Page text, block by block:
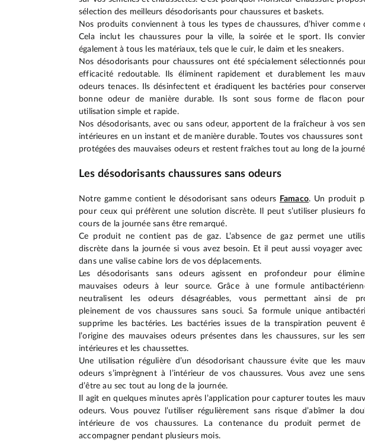
sélection des meilleurs désodorisants pour chaussures et baskets.
Nos produits conviennent à tous les types de chaussures, d’hiver comme
Cela inclut les chaussures pour la ville, la soirée et le sport. Ils
également à tous les matériaux, tels que le cuir, le daim et les sneakers.
Nos désodorisants pour chaussures ont été spécialement sélectionnés
efficacité redoutable. Ils éliminent rapidement et durablement les
odeurs tenaces. Ils désinfectent et éradiquent les bactéries pour
bonne odeur de manière durable. Ils sont sous forme de flacon
utilisation simple et rapide.
Nos désodorisants, avec ou sans odeur, apportent de la fraîcheur à vos
intérieures en un instant et de manière durable. Toutes vos chaussures sont
protégées des mauvaises odeurs et restent fraîches tout au long de la
Les désodorisants chaussures sans odeurs
Notre gamme contient le désodorisant sans odeurs Famaco. Un produit
pour ceux qui préfèrent une solution discrète. Il peut s’utiliser plusieurs
cours de la journée sans être remarqué.
Ce produit ne contient pas de gaz. L’absence de gaz permet une
discrète dans la journée si vous avez besoin. Et il peut aussi voyager avec
dans une valise cabine lors de vos déplacements.
Les désodorisants sans odeurs agissent en profondeur pour
mauvaises odeurs à leur source. Grâce à une formule
neutralisent les odeurs désagréables, vous permettant ainsi de
pleinement de vos chaussures sans souci. Sa formule unique
supprime les bactéries. Les bactéries issues de la transpiration peuvent
l’origine des mauvaises odeurs présentes dans les chaussures, sur les
intérieures et les chaussettes.
Une utilisation régulière d’un désodorisant chaussure évite que les
odeurs s’imprègnent à l’intérieur de vos chaussures. Vous avez une
d’être au sec tout au long de la journée.
Il agit en quelques minutes après l’application pour capturer toutes les
odeurs. Vous pouvez l’utiliser régulièrement sans risque d’abîmer la
intérieure de vos chaussures. La contenance du produit permet de
accompagner pendant plusieurs mois.